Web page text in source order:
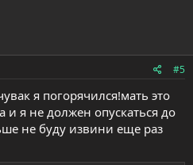
#5
я погорячился!мать это
и я не должен опускаться до
не буду извини еще раз